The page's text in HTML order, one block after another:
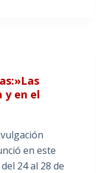
y en el
en este
24 al 28 de